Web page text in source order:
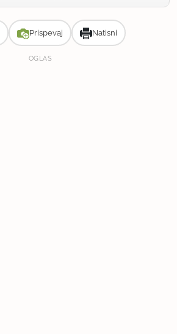
Prispevaj Natisni
OGLAS